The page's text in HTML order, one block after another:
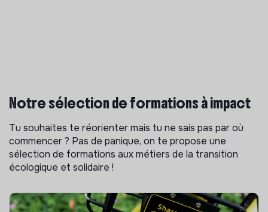
Notre sélection de formations à impact
Tu souhaites te réorienter mais tu ne sais pas par où
commencer ? Pas de panique, on te propose une
sélection de formations aux métiers de la transition
écologique et solidaire !